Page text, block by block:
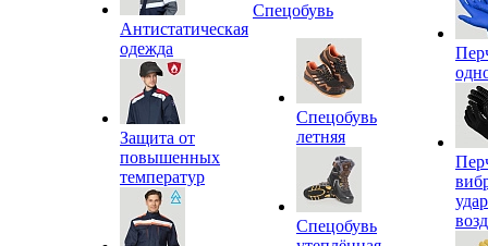
Антистатическая
одежда
Защита от
повышенных
температур
Спецобувь
Спецобувь
летняя
Спецобувь